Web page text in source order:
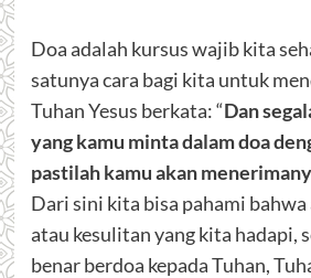
Doaadalah kursus wajib kita
satunya cara bagi kita untuk
Tuhan Yesus berkata: “Dan
yang kamu minta dalam doa
pastilah kamu akan
Dari sini kita bisa pahami bahwa
atau kesulitan yang kita hadapi,
benar berdoa kepada Tuhan,